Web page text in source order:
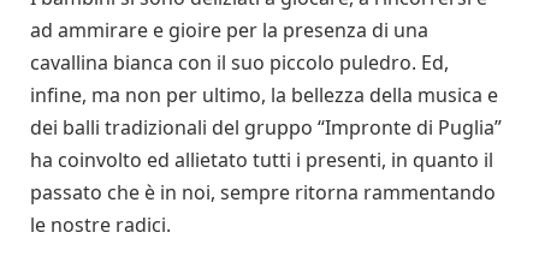
ad ammirare e gioire per la presenza di una
cavallina bianca con il suo piccolo puledro. Ed,
infine, ma non per ultimo, la bellezza della musica e
dei balli tradizionali del gruppo “Impronte di Puglia”
ha coinvolto ed allietato tutti i presenti, in quanto il
passato che è in noi, sempre ritorna rammentando
le nostre radici.